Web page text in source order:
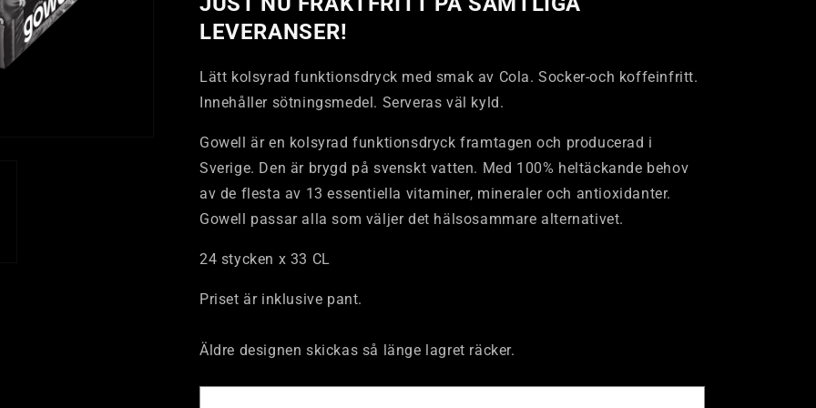
LEVERANSER!
Lätt kolsyrad funktionsdryck med smak av Cola. Socker-och koffeinfritt.
Innehåller sötningsmedel. Serveras väl kyld.
Gowell är en kolsyrad funktionsdryck framtagen och producerad i
Sverige. Den är brygd på svenskt vatten. Med 100% heltäckande behov
av de flesta av 13 essentiella vitaminer, mineraler och antioxidanter.
Gowell passar alla som väljer det hälsosammare alternativet.
24 stycken x 33 CL
Priset är inklusive pant.
Äldre designen skickas så länge lagret räcker.